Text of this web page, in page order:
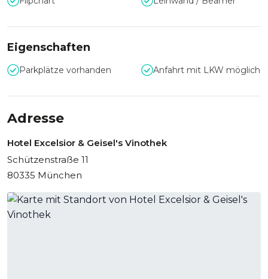
Eigenschaften
Parkplätze vorhanden Anfahrt mit LKW möglich
Adresse
Hotel Excelsior & Geisel's Vinothek
Schützenstraße 11
80335 München